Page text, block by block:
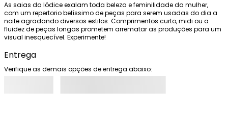
As saias da Iódice exalam toda beleza e feminilidade da mulher,
com um repertorio belíssimo de peças para serem usadas do dia a
noite agradando diversos estilos. Comprimentos curto, midi ou a
fluidez de peças longas prometem arrematar as produções para um
visual inesquecível. Experimente!
Entrega
Verifique as demais opções de entrega abaixo: